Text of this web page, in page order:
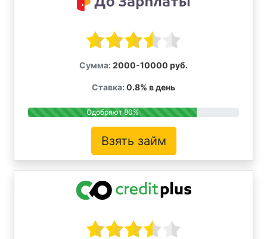
Сумма: 2000-10000 руб.
Ставка: 0.8% в день
Одобряют 80%
Взять займ